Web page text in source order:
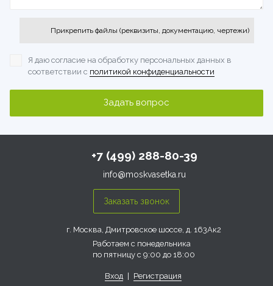
Прикрепить файлы (реквизиты, документацию, чертежи)
Я даю согласие на обработку персональных данных в
соответствии с политикой конфиденциальности
+7 (499) 288-80-39
info@moskvasetka.ru
г. Москва, Дмитровское шоссе, д. 163Ак2
Работаем с понедельника
по пятницу с 9:00 до 18:00
Вход | Регистрация